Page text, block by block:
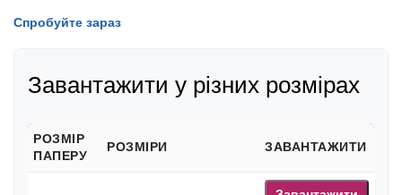
Спробуйте зараз
Завантажити у різних розмірах
РОЗМІР
ПАПЕРУ
РОЗМІРИ ЗАВАНТАЖИТИ